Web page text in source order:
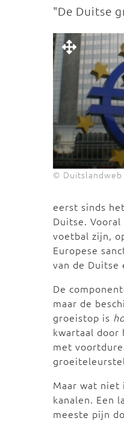
"De Duitse
© Duitslandweb
eerst sinds
Duitse.
voetbal zijn,
Europese
van de Duitse
De
maar de
groeistop is
kwartaal
met
Maar wat niet
kanalen. Een
meeste pijn